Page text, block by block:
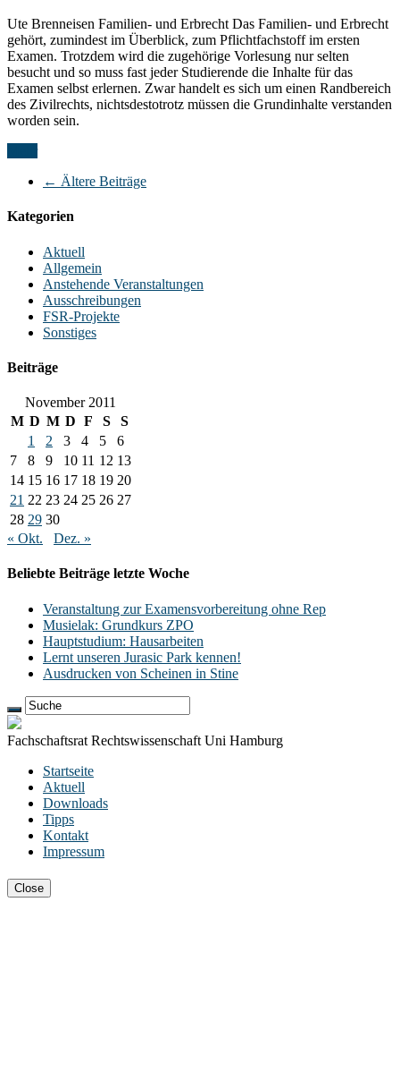
Ute Brenneisen Familien- und Erbrecht Das Familien- und Erbrecht
gehört, zumindest im Überblick, zum Pflichtfachstoff im ersten
Examen. Trotzdem wird die zugehörige Vorlesung nur selten
besucht und so muss fast jeder Studierende die Inhalte für das
Examen selbst erlernen. Zwar handelt es sich um einen Randbereich
des Zivilrechts, nichtsdestotrotz müssen die Grundinhalte verstanden
worden sein.
← Ältere Beiträge
Kategorien
Aktuell
Allgemein
Anstehende Veranstaltungen
Ausschreibungen
FSR-Projekte
Sonstiges
Beiträge
November 2011
M D M D F S
S
1
2 3 4 5
6
7
8 9 10 11 12 13
14 15 16 17 18 19 20
21 22 23 24 25 26 27
28 29 30
« Okt.
Dez. »
Beliebte Beiträge letzte Woche
Veranstaltung zur Examensvorbereitung ohne Rep
Musielak: Grundkurs ZPO
Hauptstudium: Hausarbeiten
Lernt unseren Jurasic Park kennen!
Ausdrucken von Scheinen in Stine
Fachschaftsrat Rechtswissenschaft Uni Hamburg
Startseite
Aktuell
Downloads
Tipps
Kontakt
Impressum
Close